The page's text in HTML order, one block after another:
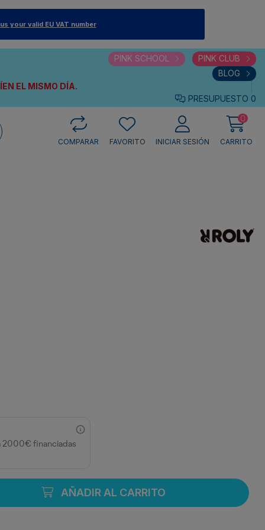
your valid EU VAT number
EL MISMO DÍA.
PINK SCHOOL
PINK CLUB
BLOG
PRESUPUESTO 0
COMPARAR
FAVORITO INICIAR SESIÓN
0
CARRITO
2000€ financiadas
AÑADIR AL CARRITO